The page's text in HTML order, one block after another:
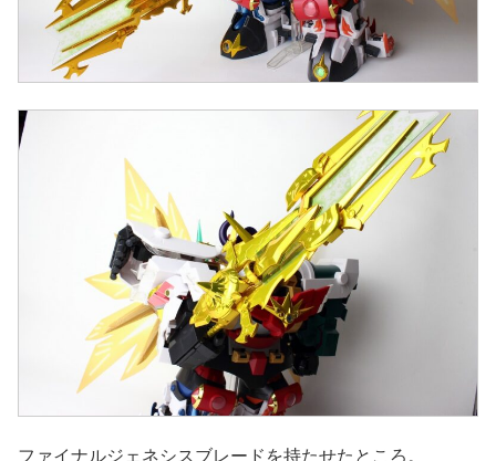
ファイナルジェネシスブレードを持たせたところ。